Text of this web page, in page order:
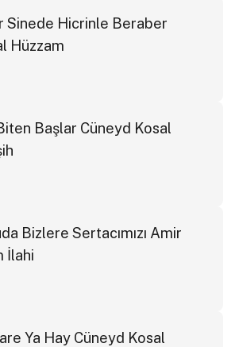
Sinede Hicrinle Beraber
Hüzzam
Başlar Cüneyd Kosal
Bizlere Sertacımızı Amir
İlahi
Ya Hay Cüneyd Kosal